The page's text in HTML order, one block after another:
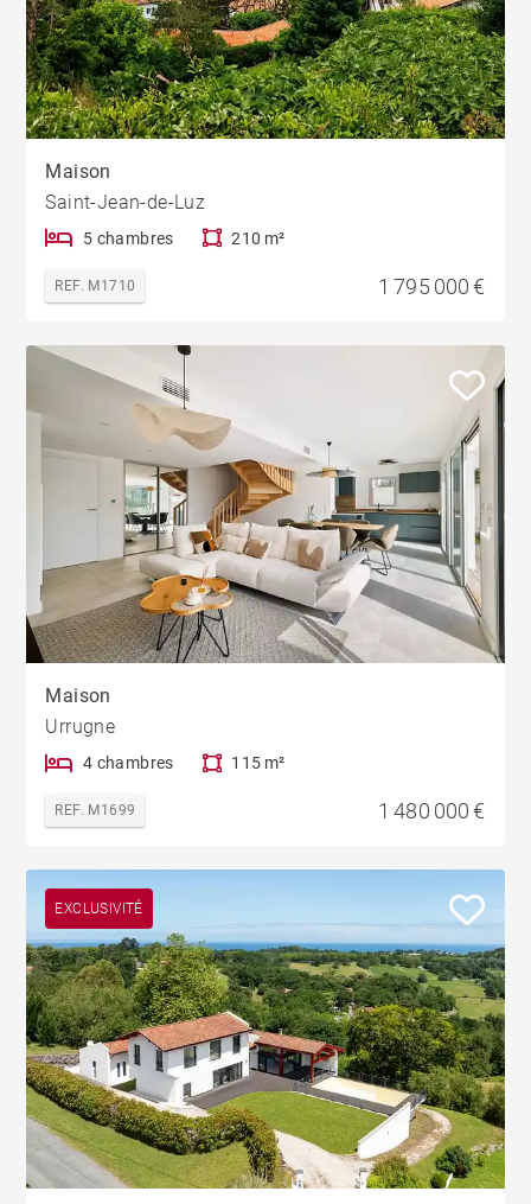
Maison
Saint-Jean-de-Luz
5 chambres 210 m²
REF. M1710 1 795 000 €
Maison
Urrugne
4 chambres 115 m²
REF. M1699 1 480 000 €
EXCLUSIVITÉ